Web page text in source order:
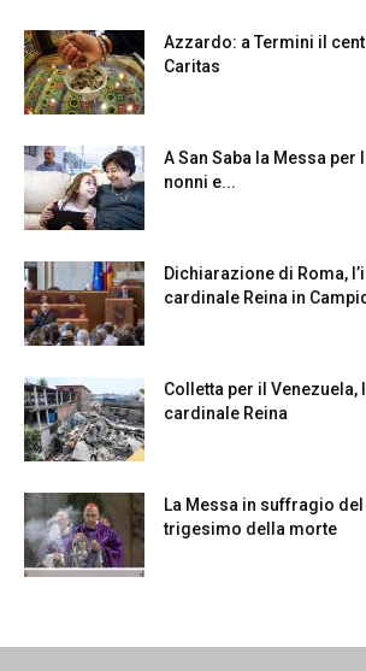
Azzardo: a Termini il
Caritas
A San Saba la Messa per
nonni e...
Dichiarazione di Roma,
cardinale Reina in
Colletta per il Venezuela,
cardinale Reina
La Messa in suffragio
trigesimo della morte